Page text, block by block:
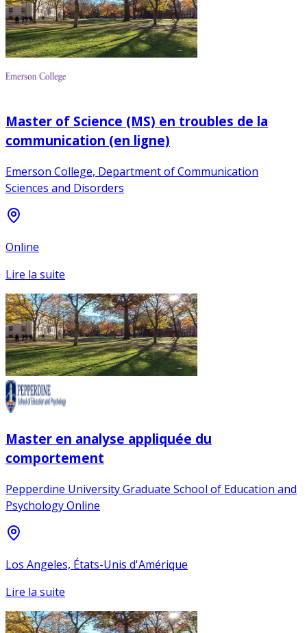
Master of Science (MS) en troubles de la
communication (en ligne)
Emerson College, Department of Communication
Sciences and Disorders
Online
Lire la suite
Master en analyse appliquée du
comportement
Pepperdine University Graduate School of Education and
Psychology Online
Los Angeles, États-Unis d'Amérique
Lire la suite